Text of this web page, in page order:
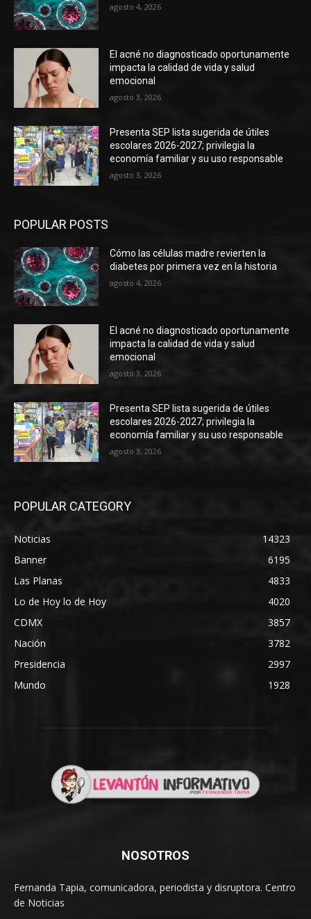
agosto 4, 2026
El acné no diagnosticado oportunamente
impacta la calidad de vida y salud
emocional
agosto 3, 2026
Presenta SEP lista sugerida de útiles
escolares 2026-2027; privilegia la
economía familiar y su uso responsable
agosto 3, 2026
POPULAR POSTS
Cómo las células madre revierten la
diabetes por primera vez en la historia
agosto 4, 2026
El acné no diagnosticado oportunamente
impacta la calidad de vida y salud
emocional
agosto 3, 2026
Presenta SEP lista sugerida de útiles
escolares 2026-2027; privilegia la
economía familiar y su uso responsable
agosto 3, 2026
POPULAR CATEGORY
Noticias
14323
Banner
6195
Las Planas
4833
Lo de Hoy lo de Hoy
4020
CDMX
3857
Nación
3782
Presidencia
2997
Mundo
1928
NOSOTROS
Fernanda Tapia, comunicadora, periodista y disruptora. Centro
de Noticias